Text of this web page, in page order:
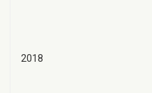
2018